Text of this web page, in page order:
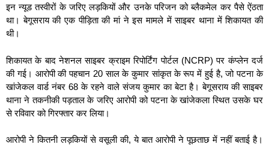
इन न्यूड तस्वीरों के जरिए लड़कियों और उनके परिजन को ब्लैकमेल कर पैसे ऐंठता
था। बेगूसराय की एक पीड़िता की मां ने इस मामले में साइबर थाना में शिकायत की
थी।
शिकायत के बाद नेशनल साइबर क्राइम रिपोर्टिंग पोर्टल (NCRP) पर कंप्लेन दर्ज
की गई। आरोपी की पहचान 20 साल के कुमार सांकृत के रूप में हुई है, जो पटना के
खांजेकल वार्ड नंबर 68 के रहने वाले संजय कुमार का बेटा है। बेगूसराय की साइबर
थाना ने तकनीकी पड़ताल के जरिए आरोपी को पटना के खांजेकला स्थित उसके घर
से रविवार को गिरफ्तार कर लिया।
आरोपी ने कितनी लड़कियों से वसूली की, ये बात आरोपी ने पूछताछ में नहीं बताई है।